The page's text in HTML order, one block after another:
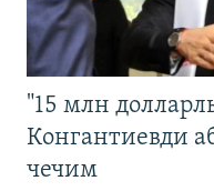
"15 млн
Конгантиевди
чечим